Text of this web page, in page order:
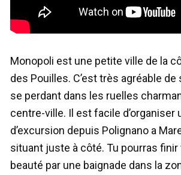
Monopoli est une petite ville de la
des Pouilles. C’est très agréable de
se perdant dans les ruelles
centre-ville. Il est facile d’organiser
d’excursion depuis Polignano a
situant juste à côté. Tu pourras finir
beauté par une baignade dans la